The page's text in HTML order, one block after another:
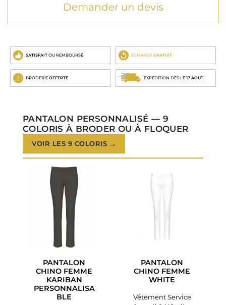
Demander un devis
SATISFAIT OU REMBOURSÉ ECHANGE GRATUIT
BRODERIE OFFERTE EXPÉDITION DÈS LE 17 AOÛT
PANTALON PERSONNALISÉ — 9
COLORIS À BRODER OU À FLOQUER
VOIR LES 9 COLORIS →
PANTALON
CHINO FEMME
KARIBAN
PERSONNALISA
BLE
PANTALON
CHINO FEMME
WHITE
Vêtement Service